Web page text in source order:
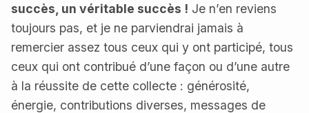
succès, un véritable succès ! Je n’en reviens
toujours pas, et je ne parviendrai jamais à
remercier assez tous ceux qui y ont participé, tous
ceux qui ont contribué d’une façon ou d’une autre
à la réussite de cette collecte : générosité,
énergie, contributions diverses, messages de